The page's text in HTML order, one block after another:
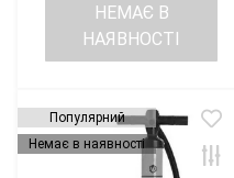
НЕМАЄ В
НАЯВНОСТІ
Популярний
Немає в наявності